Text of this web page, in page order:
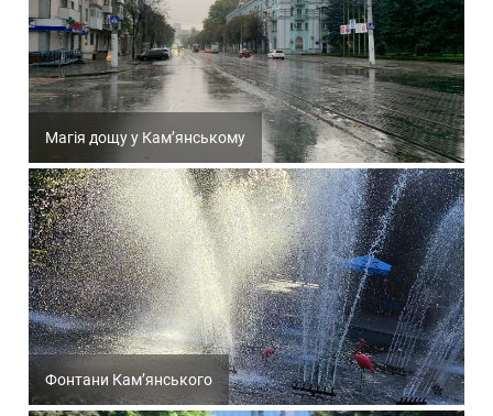
Магія дощу у Кам’янському
Фонтани Кам’янського